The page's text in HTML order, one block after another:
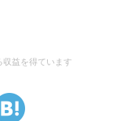
益を得ています